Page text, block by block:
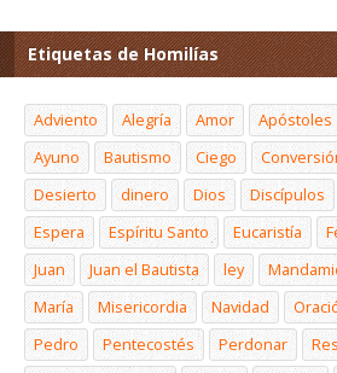
Etiquetas de Homilías
Adviento Alegría Amor Apóstoles
Ayuno
Bautismo Ciego
Desierto
dinero Dios Discípulos
Espera
Espíritu Santo Eucaristía
Juan
Juan el Bautista ley
María
Misericordia Navidad
Pedro
Pentecostés Perdonar